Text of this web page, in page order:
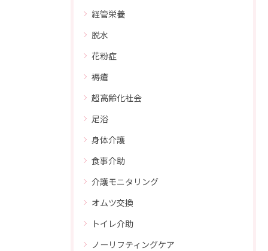
経管栄養
脱水
花粉症
褥瘡
超高齢化社会
足浴
身体介護
食事介助
介護モニタリング
オムツ交換
トイレ介助
ノーリフティングケア